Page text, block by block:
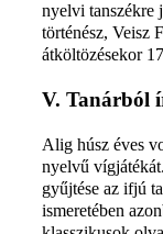
nyelvi tanszékre
történész, Veisz
átköltözésekor
V. Tanárból
Alig húsz éves
nyelvű
gyűjtése az ifjú
ismeretében